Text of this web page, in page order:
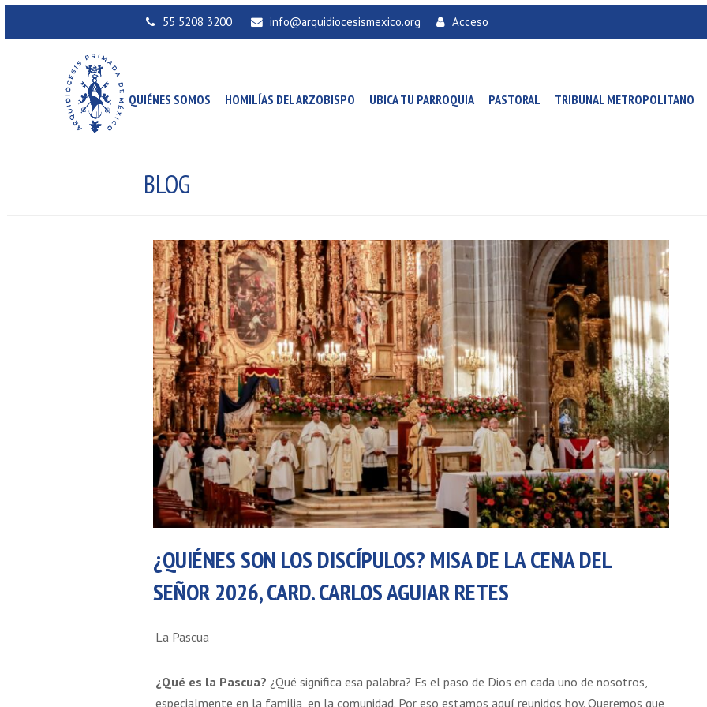
55 5208 3200 info@arquidiocesismexico.org Acceso
QUIÉNES SOMOS HOMILÍAS DEL ARZOBISPO UBICA TU PARROQUIA PASTORAL TRIBUNAL METROPOLITANO
BLOG
¿QUIÉNES SON LOS DISCÍPULOS? MISA DE LA CENA DEL
SEÑOR 2026, CARD. CARLOS AGUIAR RETES
La Pascua
¿Qué es la Pascua? ¿Qué significa esa palabra? Es el paso de Dios en cada uno de nosotros,
especialmente en la familia, en la comunidad. Por eso estamos aquí reunidos hoy. Queremos que